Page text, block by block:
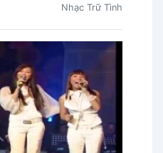
Nhạc Trữ Tình